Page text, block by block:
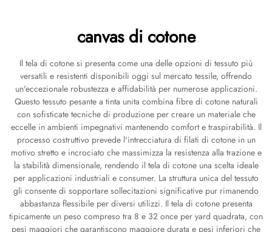
canvas di cotone
Il tela di cotone si presenta come una delle opzioni di tessuto più
versatili e resistenti disponibili oggi sul mercato tessile, offrendo
un'eccezionale robustezza e affidabilità per numerose applicazioni.
Questo tessuto pesante a tinta unita combina fibre di cotone naturali
con sofisticate tecniche di produzione per creare un materiale che
eccelle in ambienti impegnativi mantenendo comfort e traspirabilità. Il
processo costruttivo prevede l'intrecciatura di filati di cotone in un
motivo stretto e incrociato che massimizza la resistenza alla trazione e
la stabilità dimensionale, rendendo il tela di cotone una scelta ideale
per applicazioni industriali e consumer. La struttura unica del tessuto
gli consente di sopportare sollecitazioni significative pur rimanendo
abbastanza flessibile per diversi utilizzi. Il tela di cotone presenta
tipicamente un peso compreso tra 8 e 32 once per yard quadrata, con
pesi maggiori che garantiscono maggiore durata e pesi inferiori che